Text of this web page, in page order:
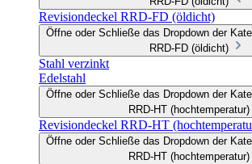
Revisiondeckel RRD-FD (öldicht)
Öffne oder Schließe das Dropdown der
RRD-FD (öldicht)
Stahl verzinkt
Edelstahl
Öffne oder Schließe das Dropdown der
RRD-HT (hochtemperatur)
Revisiondeckel RRD-HT
Öffne oder Schließe das Dropdown der
RRD-HT (hochtemperatur)